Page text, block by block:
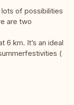
of possibilities
are two
6 km. It’s an ideal
(